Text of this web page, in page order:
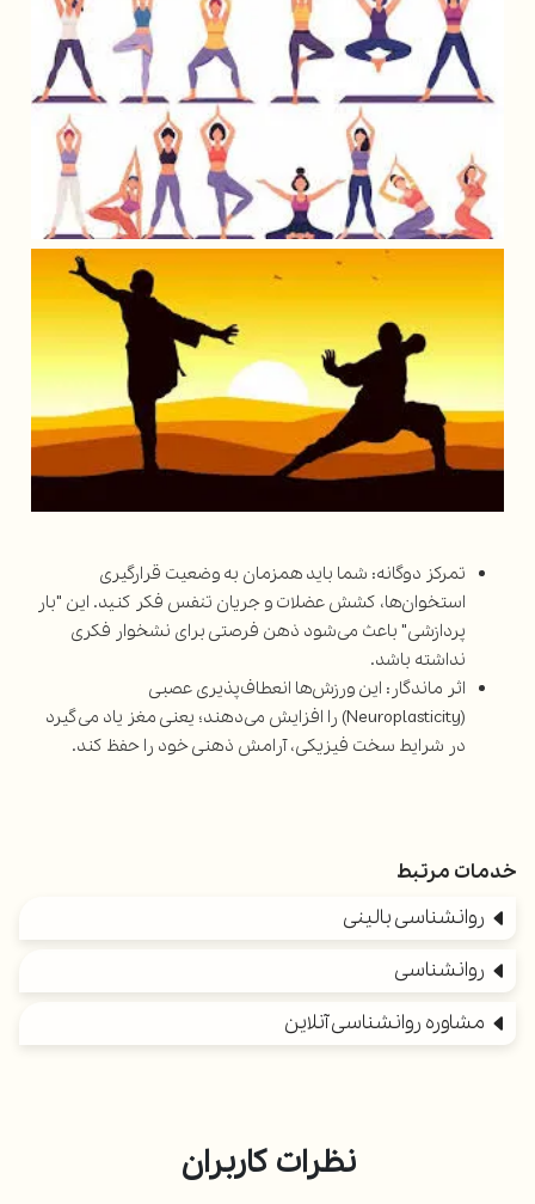
تمرکز دوگانه: شما باید همزمان به وضعیت قرارگیری
استخوان‌ها، کشش عضلات و جریان تنفس فکر کنید. این "بار
پردازشی" باعث می‌شود ذهن فرصتی برای نشخوار فکری
نداشته باشد.
اثر ماندگار: این ورزش‌ها انعطاف‌پذیری عصبی
(Neuroplasticity) را افزایش می‌دهند؛ یعنی مغز یاد می‌گیرد
در شرایط سخت فیزیکی، آرامش ذهنی خود را حفظ کند.
خدمات مرتبط
روانشناسی بالینی
روانشناسی
مشاوره روانشناسی آنلاین
نظرات کاربران